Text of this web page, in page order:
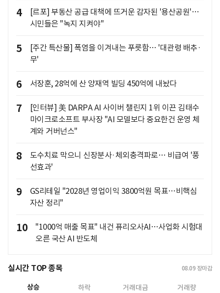
4
[르포] 부동산 공급 대책에 뜨거운 감자된 '용산공원'…
시민들은 "녹지 지켜야"
5
[주간 특산물] 폭염을 이겨내는 푸릇함… '대관령 배추·
무'
6 서장훈, 28억에 산 양재역 빌딩 450억에 내놨다
7
[인터뷰] 美 DARPA AI 사이버 챌린지 1위 이끈 김태수
마이크로소프트 부사장 "AI 모델보다 중요한건 운영 체
계와 거버넌스"
8
도수치료 막으니 신장분사·체외충격파로… 비급여 '풍
선효과'
9
GS리테일 "2028년 영업이익 3800억원 목표…비핵심
자산 정리"
10
"1000억 매출 목표" 내건 퓨리오사AI…사업화 시험대
오른 국산 AI 반도체
실시간 TOP 종목 08.09 장마감
상승 하락 거래대금 거래량